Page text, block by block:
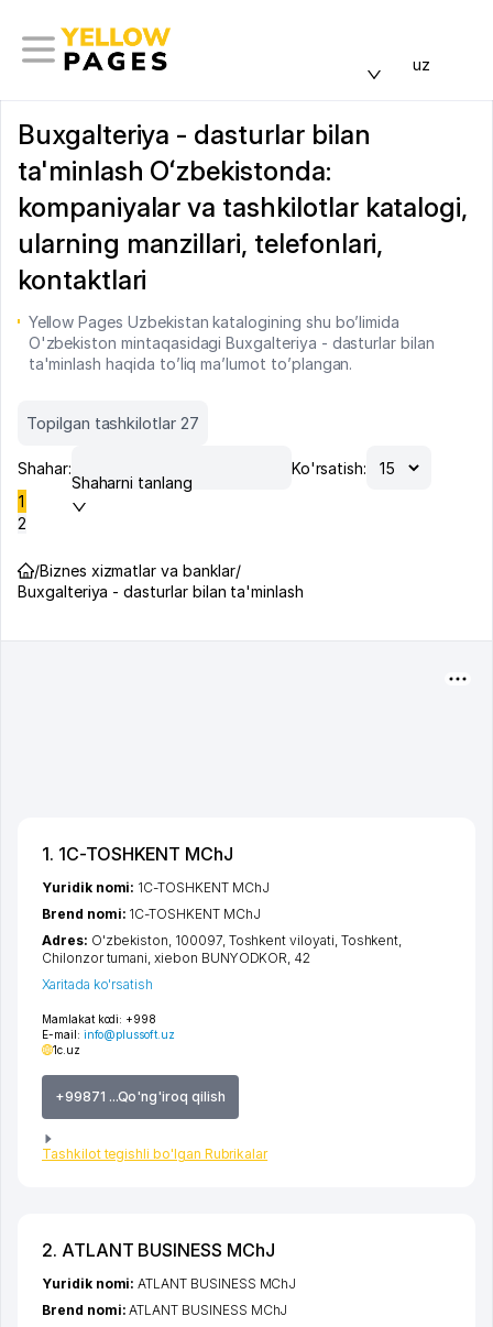
uz
Buxgalteriya - dasturlar bilan
ta'minlash Oʻzbekistonda:
kompaniyalar va tashkilotlar katalogi,
ularning manzillari, telefonlari,
kontaktlari
Yellow Pages Uzbekistan katalogining shu bo’limida
O'zbekiston mintaqasidagi Buxgalteriya - dasturlar bilan
ta'minlash haqida to’liq ma’lumot to’plangan.
Topilgan tashkilotlar 27
Shahar:
Shaharni tanlang
Ko'rsatish:
1
2
/Biznes xizmatlar va banklar/
Buxgalteriya - dasturlar bilan ta'minlash
1. 1C-TOSHKENT MChJ
Mamlakat kodi: +998
E-mail: info@plussoft.uz
1c.uz
+99871 ...Qo'ng'iroq qilish
Tashkilot tegishli bo'lgan Rubrikalar
Yuridik nomi: 1C-TOSHKENT MChJ
Brend nomi: 1C-TOSHKENT MChJ
Adres: O'zbekiston, 100097, Toshkent viloyati, Toshkent,
Chilonzor tumani,xiеbon BUNYODKOR, 42
Xaritada ko'rsatish
2. ATLANT BUSINESS MChJ
Yuridik nomi:ATLANT BUSINESS MChJ
Brend nomi:ATLANT BUSINESS MChJ